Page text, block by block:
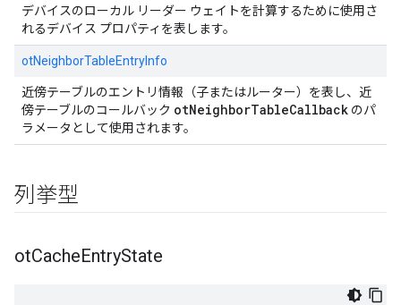
デバイスのローカル リーダー ウェイトを計算するために使用さ
れるデバイス プロパティを表します。
otNeighborTableEntryInfo
近傍テーブルのエントリ情報（子またはルーター）を表し、近
傍テーブルのコールバック otNeighborTableCallback のパ
ラメータとして使用されます。
列挙型
otCacheEntryState